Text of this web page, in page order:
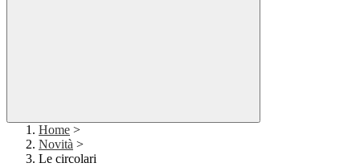
Home >
Novità >
Le circolari